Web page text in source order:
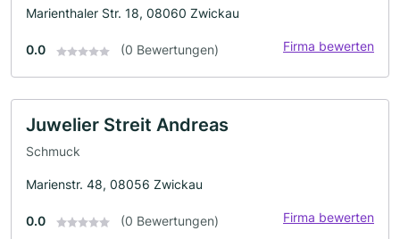
Marienthaler Str. 18, 08060 Zwickau
0.0 (0 Bewertungen) Firma bewerten
Juwelier Streit Andreas
Schmuck
Marienstr. 48, 08056 Zwickau
0.0 (0 Bewertungen) Firma bewerten